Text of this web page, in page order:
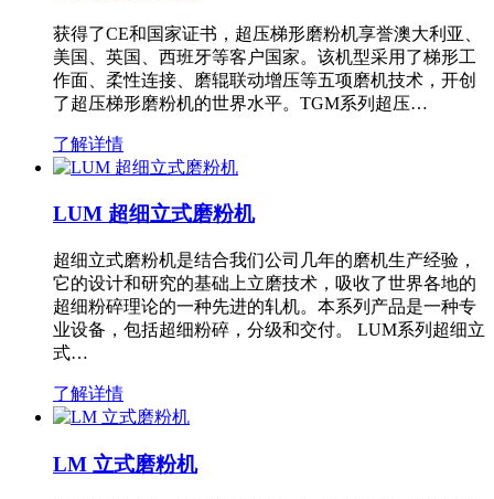
获得了CE和国家证书，超压梯形磨粉机享誉澳大利亚、
美国、英国、西班牙等客户国家。该机型采用了梯形工
作面、柔性连接、磨辊联动增压等五项磨机技术，开创
了超压梯形磨粉机的世界水平。TGM系列超压…
了解详情
LUM 超细立式磨粉机
超细立式磨粉机是结合我们公司几年的磨机生产经验，
它的设计和研究的基础上立磨技术，吸收了世界各地的
超细粉碎理论的一种先进的轧机。本系列产品是一种专
业设备，包括超细粉碎，分级和交付。 LUM系列超细立
式…
了解详情
LM 立式磨粉机